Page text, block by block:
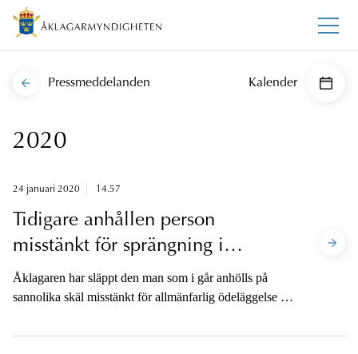
Pressmeddelanden Kalender
2020
24 januari 2020 14.57
Tidigare anhållen person
misstänkt för sprängning i
Norrköping släppt
Åklagaren har släppt den man som i går anhölls på
sannolika skäl misstänkt för allmänfarlig ödeläggelse i
misstänkt, men det finns inte skäl att ha honom